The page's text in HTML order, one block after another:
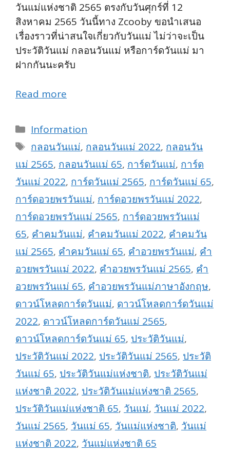
วันแม่แห่งชาติ 2565 ตรงกับวันศุกร์ที่ 12
สิงหาคม 2565 วันนี้ทาง Zcooby ขอนำเสนอ
เรื่องราวที่น่าสนใจเกี่ยวกับวันแม่ ไม่ว่าจะเป็น
ประวัติวันแม่ กลอนวันแม่ หรือการ์ดวันแม่ มา
ฝากกันนะครับ
Read more
Categories
Information
Tags
กลอนวันแม่, กลอนวันแม่ 2022, กลอนวัน
แม่ 2565, กลอนวันแม่ 65, การ์ดวันแม่, การ์ด
วันแม่ 2022, การ์ดวันแม่ 2565, การ์ดวันแม่ 65,
การ์ดอวยพรวันแม่, การ์ดอวยพรวันแม่ 2022,
การ์ดอวยพรวันแม่ 2565, การ์ดอวยพรวันแม่
65, คำคมวันแม่, คำคมวันแม่ 2022, คำคมวัน
แม่ 2565, คำคมวันแม่ 65, คำอวยพรวันแม่, คำ
อวยพรวันแม่ 2022, คำอวยพรวันแม่ 2565, คำ
อวยพรวันแม่ 65, คำอวยพรวันแม่ภาษาอังกฤษ,
ดาวน์โหลดการ์ดวันแม่, ดาวน์โหลดการ์ดวันแม่
2022, ดาวน์โหลดการ์ดวันแม่ 2565,
ดาวน์โหลดการ์ดวันแม่ 65, ประวัติวันแม่,
ประวัติวันแม่ 2022, ประวัติวันแม่ 2565, ประวัติ
วันแม่ 65, ประวัติวันแม่แห่งชาติ, ประวัติวันแม่
แห่งชาติ 2022, ประวัติวันแม่แห่งชาติ 2565,
ประวัติวันแม่แห่งชาติ 65, วันแม่, วันแม่ 2022,
วันแม่ 2565, วันแม่ 65, วันแม่แห่งชาติ, วันแม่
แห่งชาติ 2022, วันแม่แห่งชาติ 65